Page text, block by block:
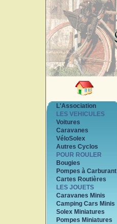
L'Association
LES VEHICULES
Voitures
Caravanes
VéloSolex
Autres Cyclos
POUR ROULER
Bougies
Pompes à Carburant
Cartes Routières
LES JOUETS
Caravanes Minis
Camping Cars Minis
Solex Miniatures
Pompes Miniatures